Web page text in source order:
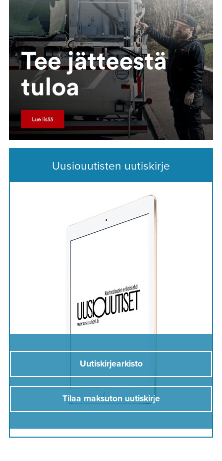
Uusiouutisten uutiskirje
Uutiskirjearkisto
Tilaa maksuton uutiskirje